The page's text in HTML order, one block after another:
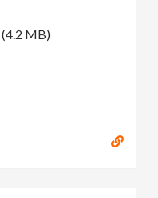
(4.2 MB)